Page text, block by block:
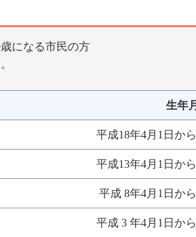
になる市民の方
生年
平成18年4月1日か
平成13年4月1日か
平成 8年4月1日か
平成 3 年4月1日か